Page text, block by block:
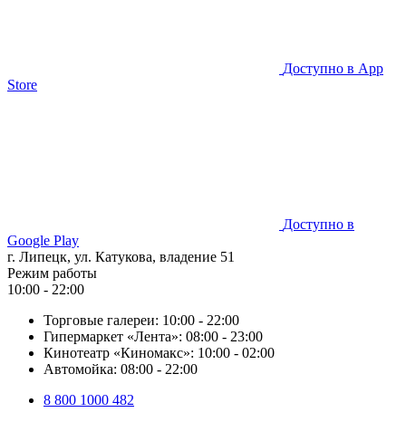
Доступно в App
Store
Доступно в
Google Play
г. Липецк, ул. Катукова, владение 51
Режим работы
10:00 - 22:00
Торговые галереи: 10:00 - 22:00
Гипермаркет «Лента»: 08:00 - 23:00
Кинотеатр «Киномакс»: 10:00 - 02:00
Автомойка: 08:00 - 22:00
8 800 1000 482